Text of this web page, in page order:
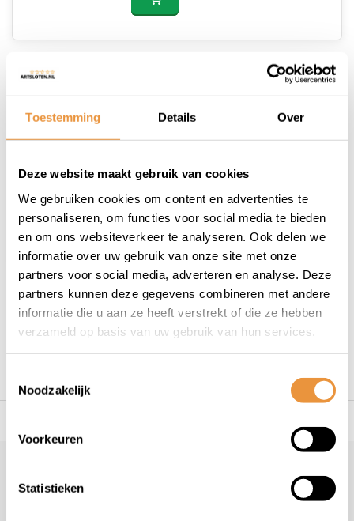
Toestemming Details Over
Deze website maakt gebruik van cookies
We gebruiken cookies om content en advertenties te
personaliseren, om functies voor social media te bieden
en om ons websiteverkeer te analyseren. Ook delen we
informatie over uw gebruik van onze site met onze
partners voor social media, adverteren en analyse. Deze
partners kunnen deze gegevens combineren met andere
informatie die u aan ze heeft verstrekt of die ze hebben
verzameld op basis van uw gebruik van hun services.
Noodzakelijk
Voorkeuren
Statistieken
500cm - MBT4247 - Zwart
81,95
1